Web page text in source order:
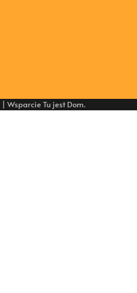
| WsparcieTu jest Dom.